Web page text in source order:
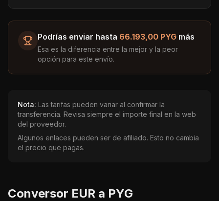
Podrías enviar hasta 66.193,00 PYG más
Esa es la diferencia entre la mejor y la peor
opción para este envío.
Nota: Las tarifas pueden variar al confirmar la
transferencia. Revisa siempre el importe final en la web
del proveedor.
Algunos enlaces pueden ser de afiliado. Esto no cambia
el precio que pagas.
Conversor EUR a PYG